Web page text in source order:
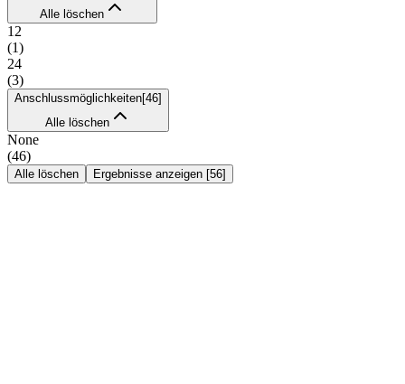
Alle löschen
12
(1)
24
(3)
Anschlussmöglichkeiten[46]
Alle löschen
None
(46)
Alle löschen Ergebnisse anzeigen [56]